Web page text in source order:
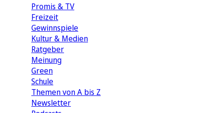
Promis & TV
Freizeit
Gewinnspiele
Kultur & Medien
Ratgeber
Meinung
Green
Schule
Themen von A bis Z
Newsletter